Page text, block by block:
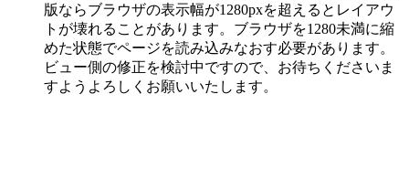
版ならブラウザの表示幅が1280pxを超えるとレイアウ
トが壊れることがあります。ブラウザを1280未満に縮
めた状態でページを読み込みなおす必要があります。
ビュー側の修正を検討中ですので、お待ちくださいま
すようよろしくお願いいたします。